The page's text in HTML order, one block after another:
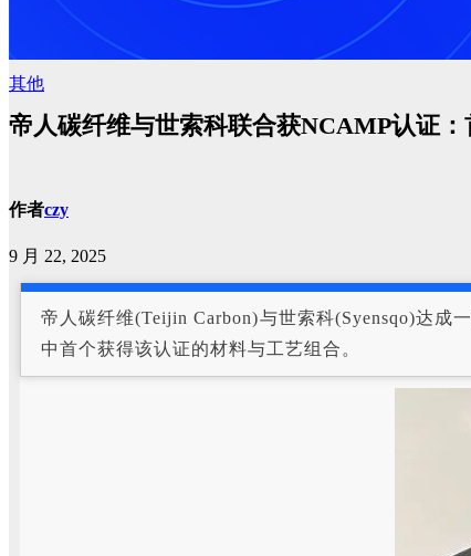
其他
帝人碳纤维与世索科联合获NCAMP认证
作者czy
9 月 22, 2025
帝人碳纤维(Teijin Carbon)与世索科(Syensqo)达成
中首个获得该认证的材料与工艺组合。